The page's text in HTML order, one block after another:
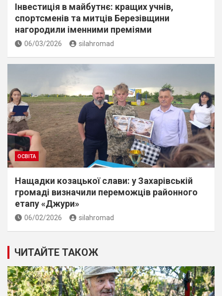
Інвестиція в майбутнє: кращих учнів,
спортсменів та митців Березівщини
нагородили іменними преміями
06/03/2026 silahromad
ОСВІТА
Нащадки козацької слави: у Захарівській
громаді визначили переможців районного
етапу «Джури»
06/02/2026 silahromad
ЧИТАЙТЕ ТАКОЖ